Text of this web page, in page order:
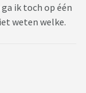
ik toch op één
weten welke.